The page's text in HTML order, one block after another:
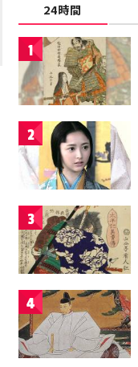
24時間
1
2
3
4